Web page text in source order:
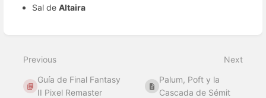
Sal de Altaira
mode
Previous
Guía de Final Fantasy
II Pixel Remaster
Next
Palum, Poft y la
Cascada de Sémit